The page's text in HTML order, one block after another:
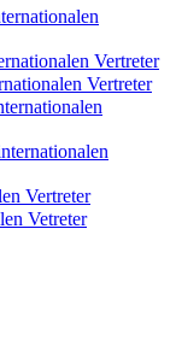
Vertreter
Vertreter
Vertreter
Vetreter